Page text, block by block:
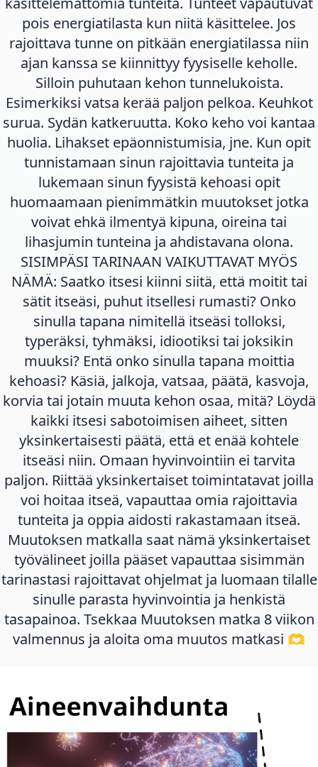
pois energiatilasta kun niitä käsittelee. Jos
rajoittava tunne on pitkään energiatilassa niin
ajan kanssa se kiinnittyy fyysiselle keholle.
Silloin puhutaan kehon tunnelukoista.
Esimerkiksi vatsa kerää paljon pelkoa. Keuhkot
surua. Sydän katkeruutta. Koko keho voi kantaa
huolia. Lihakset epäonnistumisia, jne. Kun opit
tunnistamaan sinun rajoittavia tunteita ja
lukemaan sinun fyysistä kehoasi opit
huomaamaan pienimmätkin muutokset jotka
voivat ehkä ilmentyä kipuna, oireina tai
lihasjumin tunteina ja ahdistavana olona.
SISIMPÄSI TARINAAN VAIKUTTAVAT MYÖS
NÄMÄ: Saatko itsesi kiinni siitä, että moitit tai
sätit itseäsi, puhut itsellesi rumasti? Onko
sinulla tapana nimitellä itseäsi tolloksi,
typeräksi, tyhmäksi, idiootiksi tai joksikin
muuksi? Entä onko sinulla tapana moittia
kehoasi? Käsiä, jalkoja, vatsaa, päätä, kasvoja,
korvia tai jotain muuta kehon osaa, mitä? Löydä
kaikki itsesi sabotoimisen aiheet, sitten
yksinkertaisesti päätä, että et enää kohtele
itseäsi niin. Omaan hyvinvointiin ei tarvita
paljon. Riittää yksinkertaiset toimintatavat joilla
voi hoitaa itseä, vapauttaa omia rajoittavia
tunteita ja oppia aidosti rakastamaan itseä.
Muutoksen matkalla saat nämä yksinkertaiset
työvälineet joilla pääset vapauttaa sisimmän
tarinastasi rajoittavat ohjelmat ja luomaan tilalle
sinulle parasta hyvinvointia ja henkistä
tasapainoa. Tsekkaa Muutoksen matka 8 viikon
valmennus ja aloita oma muutos matkasi 🫶